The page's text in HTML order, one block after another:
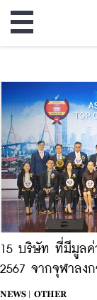
15 บริษัท ที่มีมูลค่
2567 จากจุฬาลง
NEWS |
OTHER